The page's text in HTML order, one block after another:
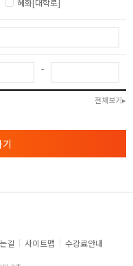
혜화[대학로]
-
전체보기
길 사이트맵 수강료안내